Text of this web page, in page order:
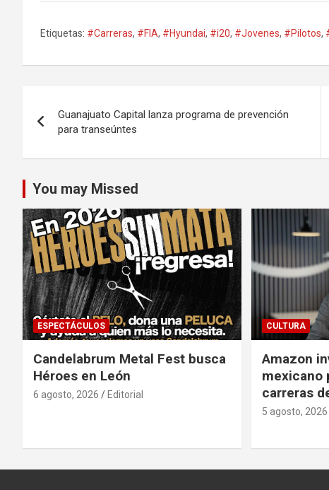
Etiquetas: #Carreras, #FIA, #Hyundai, #i20, #Jovenes, #Pilotos,
de
entradas
Guanajuato Capital lanza programa de prevención
para transeúntes
You may Missed
ESPECTÁCULOS
Candelabrum Metal Fest busca
Héroes en León
6 agosto, 2026 Editorial
CULTURA
Amazon
mexicano
carreras
5 agosto, 2026